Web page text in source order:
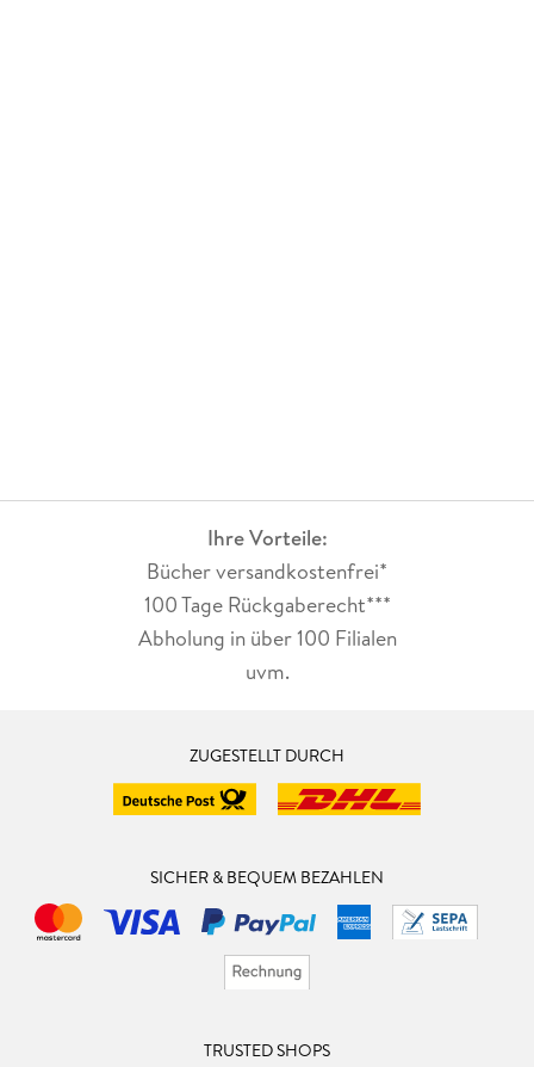
Ihre Vorteile:
Bücher versandkostenfrei*
100 Tage Rückgaberecht***
Abholung in über 100 Filialen
uvm.
ZUGESTELLT DURCH
SICHER & BEQUEM BEZAHLEN
TRUSTED SHOPS